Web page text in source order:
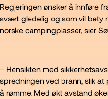
Regjeringen ønsker å innføre
svært gledelig og som vil bety
norske campingplasser, sier
– Hensikten med
spredningen ved brann, slik
å rømme. Med økt avstand